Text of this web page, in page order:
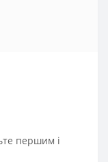
першим і